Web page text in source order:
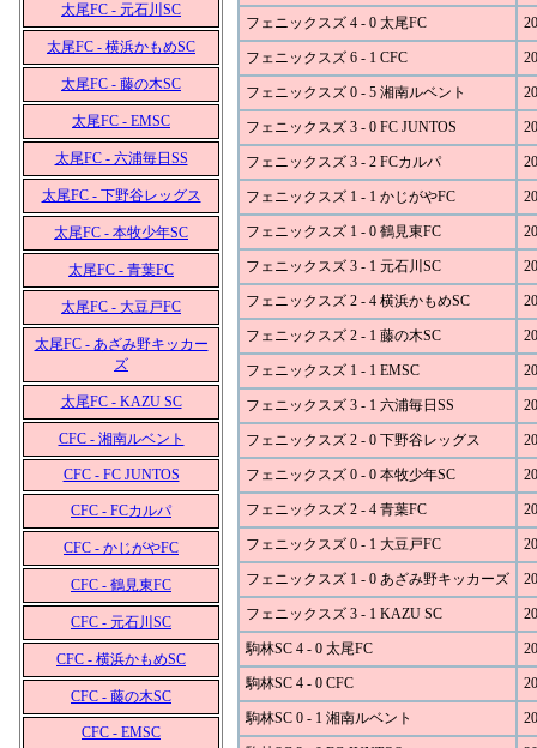
太尾FC - 元石川SC
太尾FC - 横浜かもめSC
太尾FC - 藤の木SC
太尾FC - EMSC
太尾FC - 六浦毎日SS
太尾FC - 下野谷レッグス
太尾FC - 本牧少年SC
太尾FC - 青葉FC
太尾FC - 大豆戸FC
太尾FC - あざみ野キッカー
ズ
太尾FC - KAZU SC
CFC - 湘南ルベント
CFC - FC JUNTOS
CFC - FCカルパ
CFC - かじがやFC
CFC - 鶴見東FC
CFC - 元石川SC
CFC - 横浜かもめSC
CFC - 藤の木SC
CFC - EMSC
フェニックスズ 4 - 0 太尾FC
フェニックスズ 6 - 1 CFC
フェニックスズ 0 - 5 湘南ルベント
フェニックスズ 3 - 0 FC JUNTOS
フェニックスズ 3 - 2 FCカルパ
フェニックスズ 1 - 1 かじがやFC
フェニックスズ 1 - 0 鶴見東FC
フェニックスズ 3 - 1 元石川SC
フェニックスズ 2 - 4 横浜かもめSC
フェニックスズ 2 - 1 藤の木SC
フェニックスズ 1 - 1 EMSC
フェニックスズ 3 - 1 六浦毎日SS
フェニックスズ 2 - 0 下野谷レッグス
フェニックスズ 0 - 0 本牧少年SC
フェニックスズ 2 - 4 青葉FC
フェニックスズ 0 - 1 大豆戸FC
フェニックスズ 1 - 0 あざみ野キッカーズ
フェニックスズ 3 - 1 KAZU SC
駒林SC 4 - 0 太尾FC
駒林SC 4 - 0 CFC
駒林SC 0 - 1 湘南ルベント